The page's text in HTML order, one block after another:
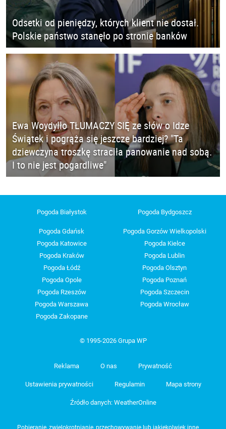
Odsetki od pieniędzy, których klient nie dostał.
Polskie państwo stanęło po stronie banków
Ewa Woydyłło TŁUMACZY SIĘ ze słów o Idze
Świątek i pogrąża się jeszcze bardziej? "Ta
dziewczyna troszkę straciła panowanie nad sobą.
I to nie jest pogardliwe"
Pogoda Białystok Pogoda Bydgoszcz
Pogoda Gdańsk
Pogoda Gorzów Wielkopolski
Pogoda Katowice
Pogoda Kielce
Pogoda Kraków
Pogoda Lublin
Pogoda Łódź
Pogoda Olsztyn
Pogoda Opole
Pogoda Poznań
Pogoda Rzeszów
Pogoda Szczecin
Pogoda Warszawa
Pogoda Wrocław
Pogoda Zakopane
© 1995-2026 Grupa WP
Reklama O nas Prywatność
Ustawienia prywatności Regulamin Mapa strony
Źródło danych: WeatherOnline
Pobieranie, zwielokrotnianie, przechowywanie lub jakiekolwiek inne